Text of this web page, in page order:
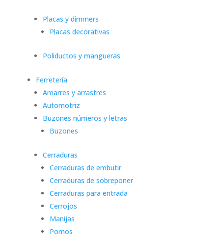
Placas y dimmers
Placas decorativas
Poliductos y mangueras
Ferretería
Amarres y arrastres
Automotriz
Buzones números y letras
Buzones
Cerraduras
Cerraduras de embutir
Cerraduras de sobreponer
Cerraduras para entrada
Cerrojos
Manijas
Pomos